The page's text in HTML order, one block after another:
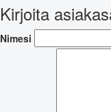
Kirjoita
Nimesi